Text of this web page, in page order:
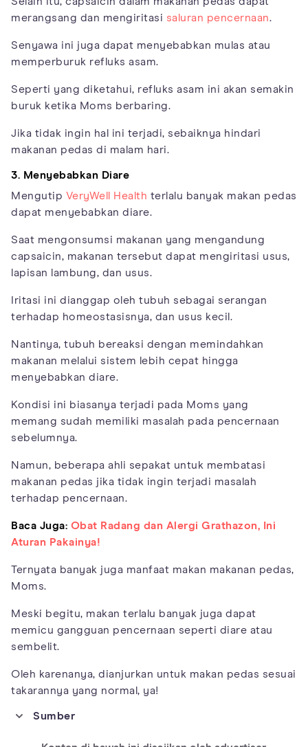
merangsang dan mengiritasi saluran pencernaan.
Senyawa ini juga dapat menyebabkan mulas atau
memperburuk refluks asam.
Seperti yang diketahui, refluks asam ini akan semakin
buruk ketika Moms berbaring.
Jika tidak ingin hal ini terjadi, sebaiknya hindari
makanan pedas di malam hari.
3. Menyebabkan Diare
Mengutip VeryWell Health terlalu banyak makan pedas
dapat menyebabkan diare.
Saat mengonsumsi makanan yang mengandung
capsaicin, makanan tersebut dapat mengiritasi usus,
lapisan lambung, dan usus.
Iritasi ini dianggap oleh tubuh sebagai serangan
terhadap homeostasisnya, dan usus kecil.
Nantinya, tubuh bereaksi dengan memindahkan
makanan melalui sistem lebih cepat hingga
menyebabkan diare.
Kondisi ini biasanya terjadi pada Moms yang
memang sudah memiliki masalah pada pencernaan
sebelumnya.
Namun, beberapa ahli sepakat untuk membatasi
makanan pedas jika tidak ingin terjadi masalah
terhadap pencernaan.
Baca Juga: Obat Radang dan Alergi Grathazon, Ini
Aturan Pakainya!
Ternyata banyak juga manfaat makan makanan pedas,
Moms.
Meski begitu, makan terlalu banyak juga dapat
memicu gangguan pencernaan seperti diare atau
sembelit.
Oleh karenanya, dianjurkan untuk makan pedas sesuai
takarannya yang normal, ya!
Sumber